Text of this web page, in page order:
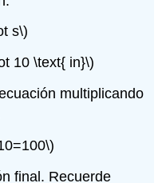
s\)
10 \text{ in}\)
multiplicando
final. Recuerde